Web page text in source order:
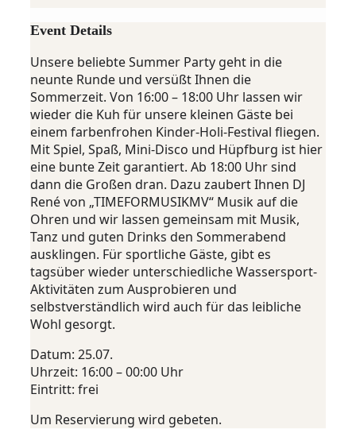
Event Details
Unsere beliebte Summer Party geht in die
neunte Runde und versüßt Ihnen die
Sommerzeit. Von 16:00 – 18:00 Uhr lassen wir
wieder die Kuh für unsere kleinen Gäste bei
einem farbenfrohen Kinder-Holi-Festival fliegen.
Mit Spiel, Spaß, Mini-Disco und Hüpfburg ist hier
eine bunte Zeit garantiert. Ab 18:00 Uhr sind
dann die Großen dran. Dazu zaubert Ihnen DJ
René von „TIMEFORMUSIKMV“ Musik auf die
Ohren und wir lassen gemeinsam mit Musik,
Tanz und guten Drinks den Sommerabend
ausklingen. Für sportliche Gäste, gibt es
tagsüber wieder unterschiedliche Wassersport-
Aktivitäten zum Ausprobieren und
selbstverständlich wird auch für das leibliche
Wohl gesorgt.
Datum: 25.07.
Uhrzeit: 16:00 – 00:00 Uhr
Eintritt: frei
Um Reservierung wird gebeten.